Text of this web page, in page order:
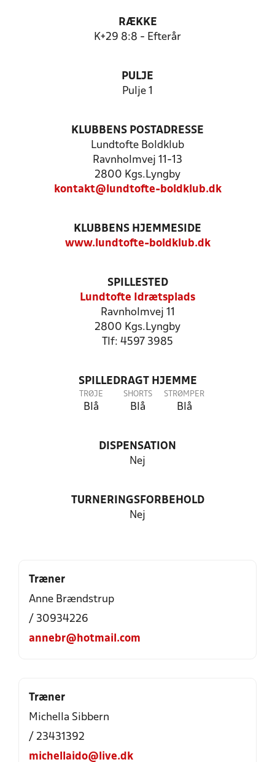
RÆKKE
K+29 8:8 - Efterår
PULJE
Pulje 1
KLUBBENS POSTADRESSE
Lundtofte Boldklub
Ravnholmvej 11-13
2800 Kgs.Lyngby
kontakt@lundtofte-boldklub.dk
KLUBBENS HJEMMESIDE
www.lundtofte-boldklub.dk
SPILLESTED
Lundtofte Idrætsplads
Ravnholmvej 11
2800 Kgs.Lyngby
Tlf: 4597 3985
SPILLEDRAGT HJEMME
TRØJE
Blå
SHORTS
Blå
STRØMPER
Blå
DISPENSATION
Nej
TURNERINGSFORBEHOLD
Nej
Træner
Anne Brændstrup
/ 30934226
annebr@hotmail.com
Træner
Michella Sibbern
/ 23431392
michellaido@live.dk